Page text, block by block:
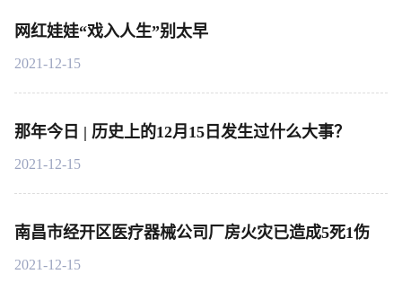
网红娃娃“戏入人生”别太早
2021-12-15
那年今日 | 历史上的12月15日发生过什么大事？
2021-12-15
南昌市经开区医疗器械公司厂房火灾已造成5死1伤
2021-12-15